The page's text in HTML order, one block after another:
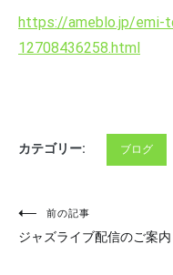
https://ameblo.jp/emi-
12708436258.html
カテゴリー: ブログ
投
稿
前の記事
ジャズライブ配信のご案内